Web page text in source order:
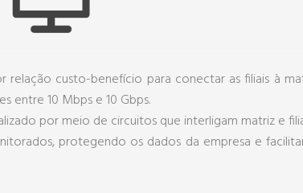
relação custo-benefício para conectar as filiais à
entre 10 Mbps e 10 Gbps.
por meio de circuitos que interligam matriz e
protegendo os dados da empresa e